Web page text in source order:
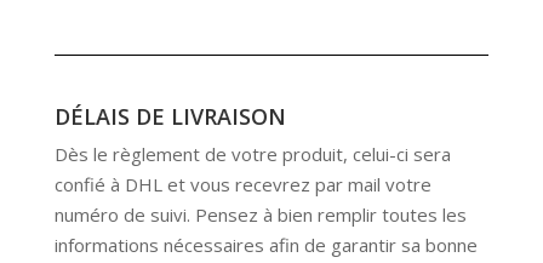
DÉLAIS DE LIVRAISON
Dès le règlement de votre produit, celui-ci sera
confié à DHL et vous recevrez par mail votre
numéro de suivi. Pensez à bien remplir toutes les
informations nécessaires afin de garantir sa bonne